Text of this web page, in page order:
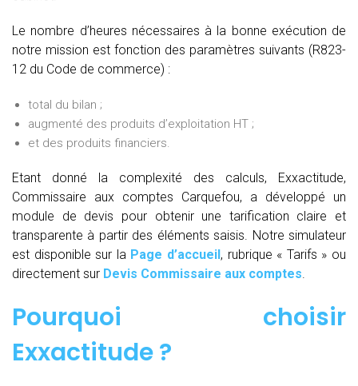
Le nombre d’heures nécessaires à la bonne exécution de
notre mission est fonction des paramètres suivants (R823-
12 du Code de commerce) :
total du bilan ;
augmenté des produits d’exploitation HT ;
et des produits financiers.
Etant donné la complexité des calculs, Exxactitude,
Commissaire aux comptes Carquefou, a développé un
module de devis pour obtenir une tarification claire et
transparente à partir des éléments saisis. Notre simulateur
est disponible sur la Page d’accueil, rubrique « Tarifs » ou
directement sur Devis Commissaire aux comptes.
Pourquoi choisir
Exxactitude ?